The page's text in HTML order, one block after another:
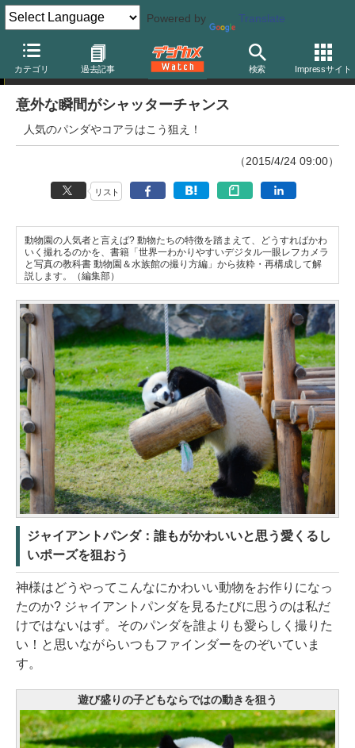
Powered by Translate
カテゴリ 過去記事 検索 Impressサイト
動物園の撮り方
意外な瞬間がシャッターチャンス
人気のパンダやコアラはこう狙え！
（2015/4/24 09:00）
リスト
動物園の人気者と言えば? 動物たちの特徴を踏まえて、どうすればかわ
いく撮れるのかを、書籍「世界一わかりやすいデジタル一眼レフカメラ
と写真の教科書 動物園＆水族館の撮り方編」から抜粋・再構成して解
説します。（編集部）
ジャイアントパンダ：誰もがかわいいと思う愛くるし
いポーズを狙おう
神様はどうやってこんなにかわいい動物をお作りになっ
たのか? ジャイアントパンダを見るたびに思うのは私だ
けではないはず。そのパンダを誰よりも愛らしく撮りた
い！と思いながらいつもファインダーをのぞいていま
す。
遊び盛りの子どもならではの動きを狙う